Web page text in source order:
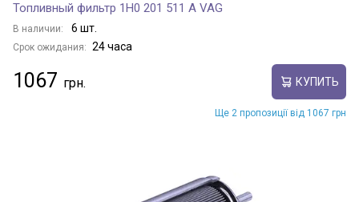
Топливный фильтр 1H0 201 511 A VAG
В наличии: 6 шт.
Срок ожидания: 24 часа
1067 КУПИТЬ
Ще 2 пропозиції від 1067 грн